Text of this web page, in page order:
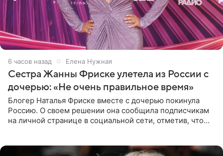
6 часов назад Елена Нужная
Сестра Жанны Фриске улетела из России с
дочерью: «Не очень правильное время»
Блогер Наталья Фриске вместе с дочерью покинула
Россию. О своем решении она сообщила подписчикам
на личной странице в социальной сети, отметив, что